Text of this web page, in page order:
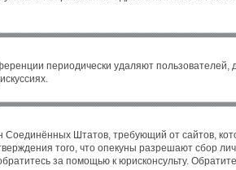
периодически удаляют
Соединённых Штатов, требующий от сайтов,
того, что опекуны разрешают сбор
за помощью к юрисконсульту.